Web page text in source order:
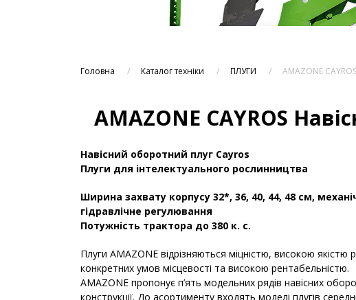
Головна Каталог техніки ПЛУГИ AMAZONE
AMAZONE CAYROS
Навісний оборотний плуг Cayros
Плуги для інтелектуального рослинництва
Ширина захвату корпусу 32*, 36, 40, 44, 48 см,
гідравлічне регулювання
Потужність трактора до 380 к. с.
Плуги AMAZONE відрізняються міцністю, високою
конкретних умов місцевості та високою рентабельністю.
AMAZONE пропонує п’ять модельних рядів навісних
конструкції. До асортименту входять моделі плугів